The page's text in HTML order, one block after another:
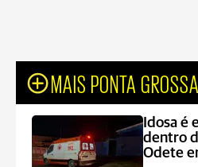
MAIS PONTA GROSSA
Idosa é
dentro
Odete